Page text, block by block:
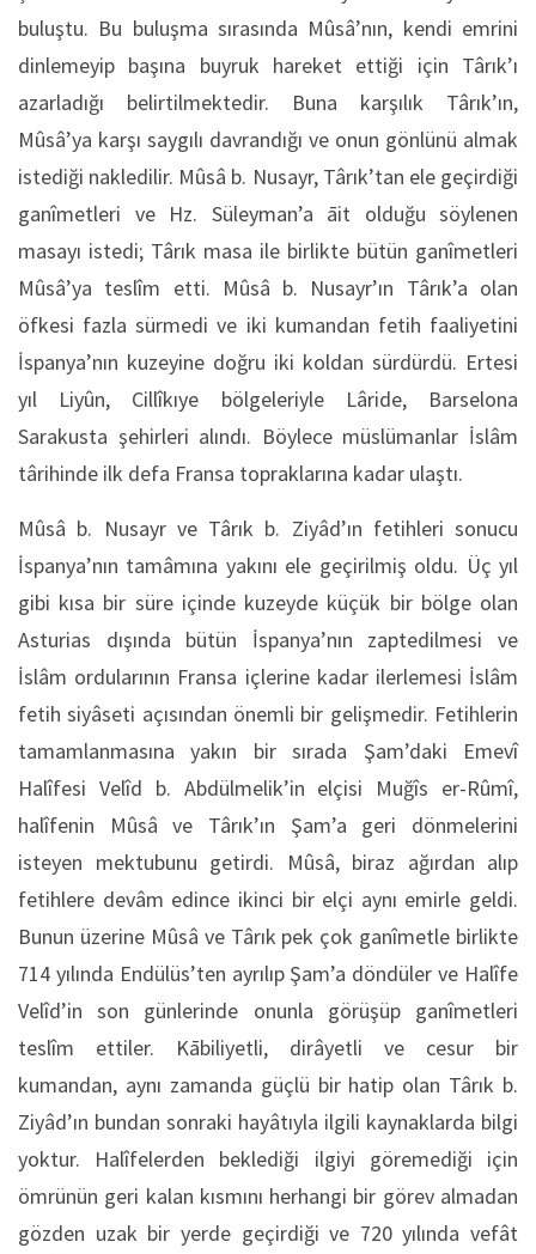
buluştu. Bu buluşma sırasında Mûsâ’nın, kendi emrini
dinlemeyip başına buyruk hareket ettiği için Târık’ı
azarladığı belirtilmektedir. Buna karşılık Târık’ın,
Mûsâ’ya karşı saygılı davrandığı ve onun gönlünü almak
istediği nakledilir. Mûsâ b. Nusayr, Târık’tan ele geçirdiği
ganîmetleri ve Hz. Süleyman’a āit olduğu söylenen
masayı istedi; Târık masa ile birlikte bütün ganîmetleri
Mûsâ’ya teslîm etti. Mûsâ b. Nusayr’ın Târık’a olan
öfkesi fazla sürmedi ve iki kumandan fetih faaliyetini
İspanya’nın kuzeyine doğru iki koldan sürdürdü. Ertesi
yıl Liyûn, Cillîkıye bölgeleriyle Lâride, Barselona
Sarakusta şehirleri alındı. Böylece müslümanlar İslâm
târihinde ilk defa Fransa topraklarına kadar ulaştı.
Mûsâ b. Nusayr ve Târık b. Ziyâd’ın fetihleri sonucu
İspanya’nın tamâmına yakını ele geçirilmiş oldu. Üç yıl
gibi kısa bir süre içinde kuzeyde küçük bir bölge olan
Asturias dışında bütün İspanya’nın zaptedilmesi ve
İslâm ordularının Fransa içlerine kadar ilerlemesi İslâm
fetih siyâseti açısından önemli bir gelişmedir. Fetihlerin
tamamlanmasına yakın bir sırada Şam’daki Emevî
Halîfesi Velîd b. Abdülmelik’in elçisi Muğîs er-Rûmî,
halîfenin Mûsâ ve Târık’ın Şam’a geri dönmelerini
isteyen mektubunu getirdi. Mûsâ, biraz ağırdan alıp
fetihlere devâm edince ikinci bir elçi aynı emirle geldi.
Bunun üzerine Mûsâ ve Târık pek çok ganîmetle birlikte
714 yılında Endülüs’ten ayrılıp Şam’a döndüler ve Halîfe
Velîd’in son günlerinde onunla görüşüp ganîmetleri
teslîm ettiler. Kābiliyetli, dirâyetli ve cesur bir
kumandan, aynı zamanda güçlü bir hatip olan Târık b.
Ziyâd’ın bundan sonraki hayâtıyla ilgili kaynaklarda bilgi
yoktur. Halîfelerden beklediği ilgiyi göremediği için
ömrünün geri kalan kısmını herhangi bir görev almadan
gözden uzak bir yerde geçirdiği ve 720 yılında vefât